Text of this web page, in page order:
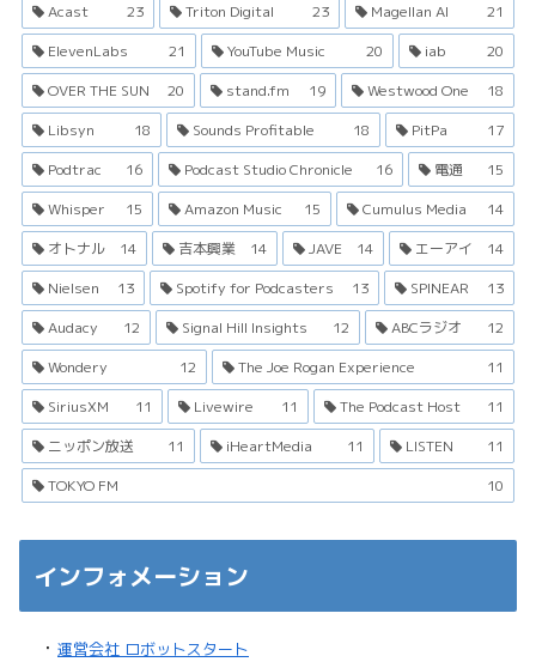
Acast
23 Triton Digital 23 Magellan AI
21
ElevenLabs
21 YouTube Music 20 iab
20
OVER THE SUN
20 stand.fm 19 Westwood One
18
Libsyn
18 Sounds Profitable 18 PitPa
17
Podtrac
16 Podcast Studio Chronicle 16 電通
15
Whisper
15 Amazon Music 15 Cumulus Media
14
オトナル
14 吉本興業 14 JAVE 14 エーアイ
14
Nielsen
13 Spotify for Podcasters 13 SPINEAR
13
Audacy
12 Signal Hill Insights 12 ABCラジオ
12
Wondery
12 The Joe Rogan Experience
11
SiriusXM
11 Livewire 11 The Podcast Host
11
ニッポン放送
11 iHeartMedia 11 LISTEN
11
TOKYO FM
10
インフォメーション
・ 運営会社 ロボットスタート